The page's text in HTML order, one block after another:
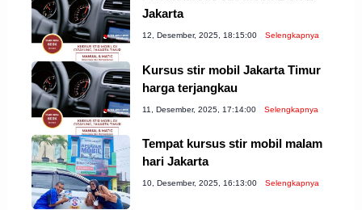
Jakarta
12, Desember, 2025, 18:15:00 Selengkapnya
Kursus stir mobil Jakarta Timur
harga terjangkau
11, Desember, 2025, 17:14:00 Selengkapnya
Tempat kursus stir mobil malam
hari Jakarta
10, Desember, 2025, 16:13:00 Selengkapnya